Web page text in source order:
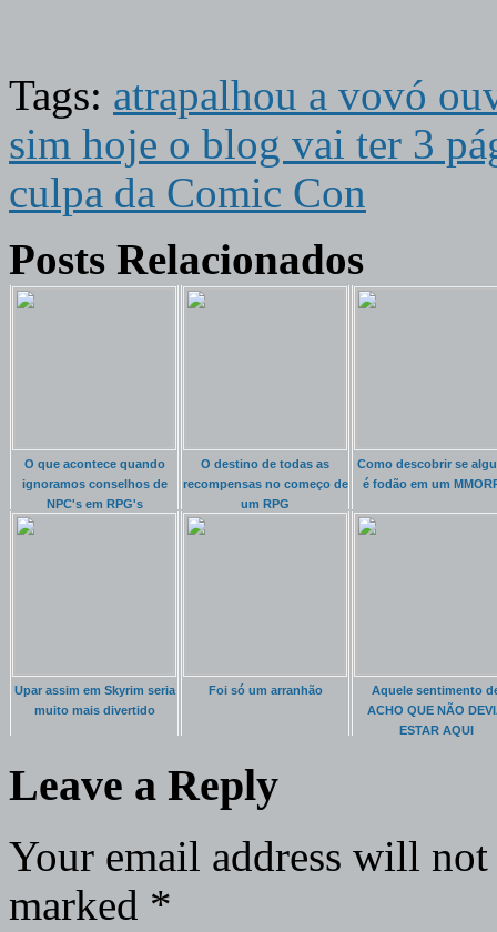
Tags: atrapalhou a vovó
sim hoje o blog vai ter 3
culpa da Comic Con
Posts Relacionados
O que acontece quando
ignoramos conselhos de
NPC's em RPG's
O destino de todas as
recompensas no começo de
um RPG
Como descobrir se
é fodão em um
Upar assim em Skyrim seria
muito mais divertido
Foi só um arranhão
Aquele sentimento
ACHO QUE NÃO
ESTAR AQUI
Leave a Reply
Your email address will
marked *